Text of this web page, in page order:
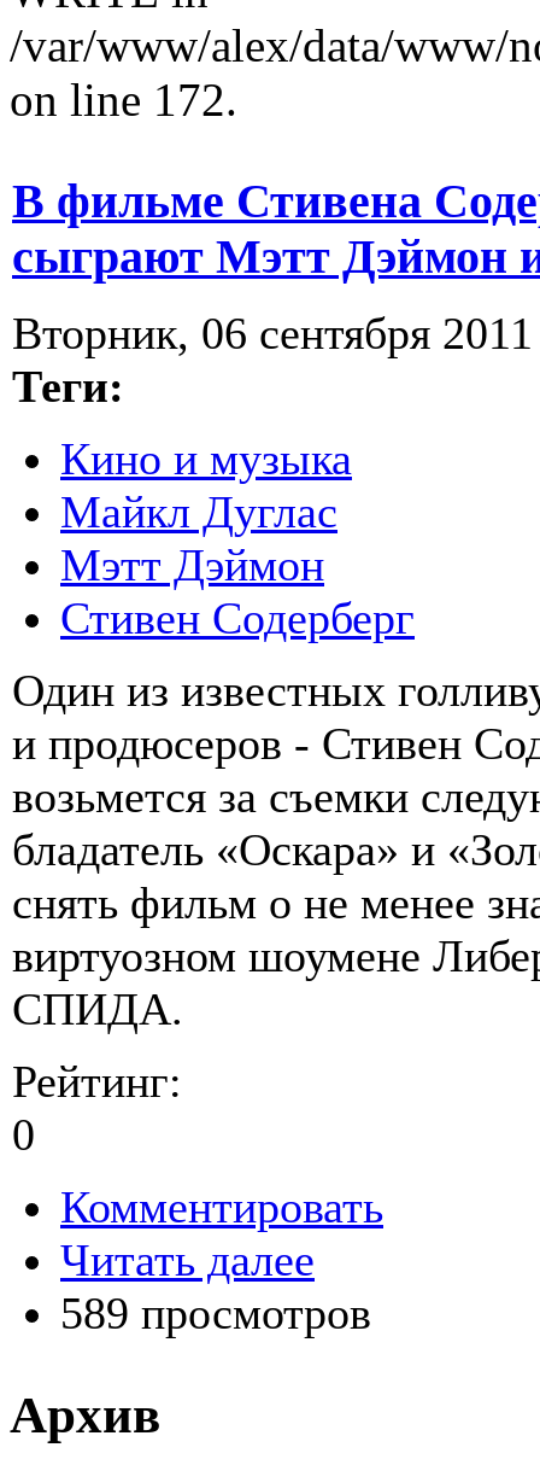
/var/www/alex/data/www/
on line 172.
В фильме Стивена
сыграют Мэтт Дэймон
Вторник, 06 сентября
Теги:
Кино и музыка
Майкл Дуглас
Мэтт Дэймон
Стивен Содерберг
Один из известных
и продюсеров - Стивен
возьмется за съемки
бладатель «Оскара» и
снять фильм о не менее
виртуозном шоумене
СПИДА.
Рейтинг:
0
Комментировать
Читать далее
589 просмотров
Архив